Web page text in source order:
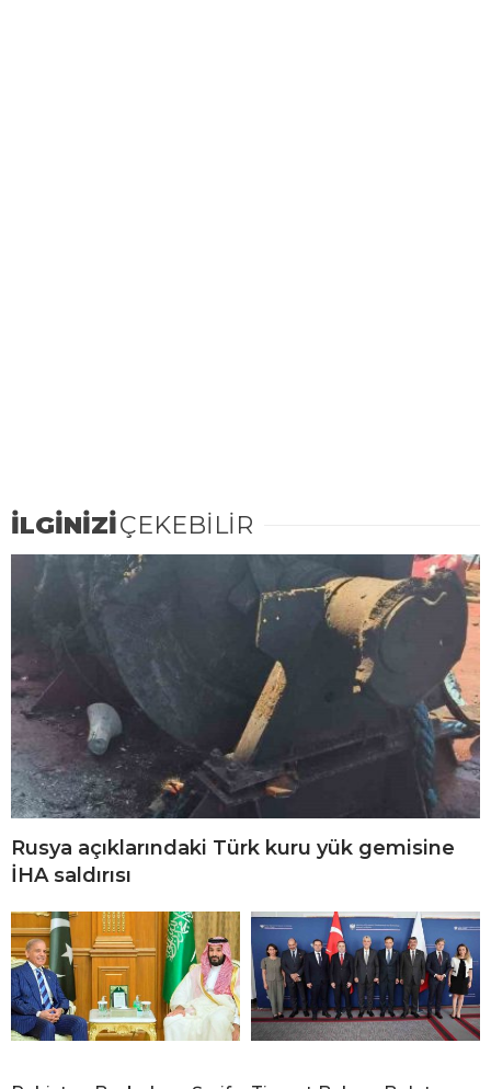
İLGİNİZİÇEKEBİLİR
Rusya açıklarındaki Türk kuru yük gemisine
İHA saldırısı